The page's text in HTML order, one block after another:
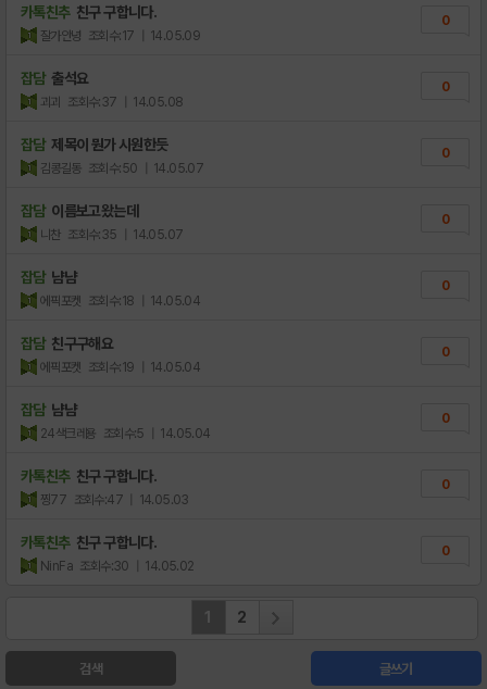
카톡친추 친구 구합니다.
잘가안녕 조회수:17 | 14.05.09
0
잡담 출석요
괴괴 조회수:37 | 14.05.08
0
잡담 제목이 뭔가 시원한듯
김콩길동 조회수:50 | 14.05.07
0
잡담 이름보고왔는데
니찬 조회수:35 | 14.05.07
0
잡담 냠냠
에픽포켓 조회수:18 | 14.05.04
0
잡담 친구구해요
에픽포켓 조회수:19 | 14.05.04
0
잡담 냠냠
24색크레용 조회수:5 | 14.05.04
0
카톡친추 친구 구합니다.
찡77 조회수:47 | 14.05.03
0
카톡친추 친구 구합니다.
NinFa 조회수:30 | 14.05.02
0
1 2
검색 글쓰기